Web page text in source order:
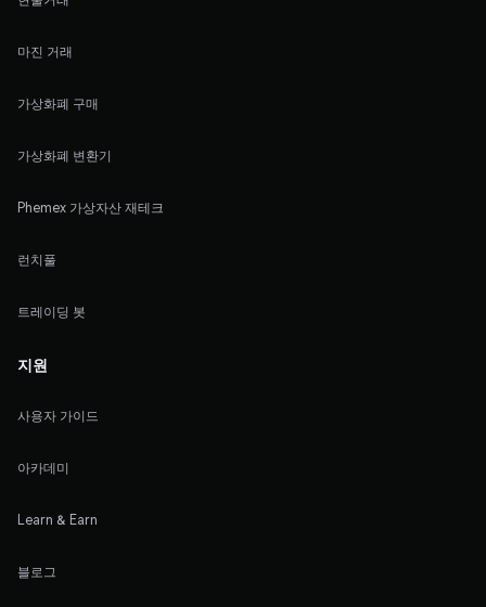
마진 거래
가상화폐 구매
가상화폐 변환기
Phemex 가상자산 재테크
런치풀
트레이딩 봇
지원
사용자 가이드
아카데미
Learn & Earn
블로그